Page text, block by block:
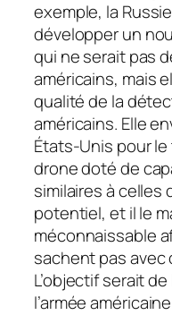
exemple, la
développer un
qui ne serait pas
américains, mais
qualité de la
américains. Elle
États-Unis pour
drone doté de
similaires à celles
potentiel, et il le
méconnaissable
sachent pas avec
L’objectif serait
l’armée